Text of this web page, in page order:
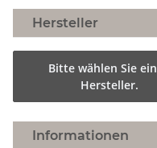
Hersteller
Bitte wählen Sie
Hersteller.
Informationen